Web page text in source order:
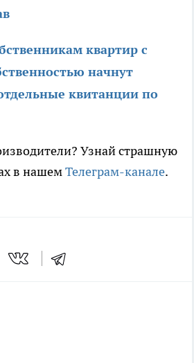
квартир с
начнут
квитанции по
Узнай страшную
в нашемТелеграм-канале.